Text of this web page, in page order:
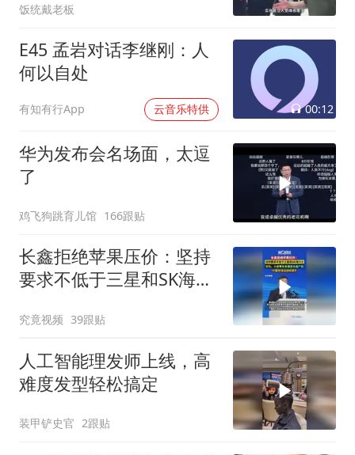
饭统戴老板
E45 孟岩对话李继刚：人
何以自处
有知有行App 云音乐特供 00:12
华为发布会名场面，太逗
了
鸡飞狗跳育儿馆 166跟贴
长鑫拒绝苹果压价：坚持
要求不低于三星和SK海力
定产能
究竟视频 39跟贴
人工智能理发师上线，高
难度发型轻松搞定
装甲铲史官 2跟贴